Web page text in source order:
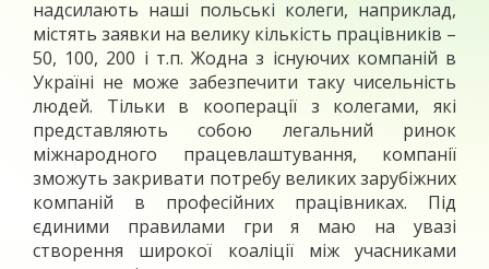
надсилають наші польські колеги, наприклад,
містять заявки на велику кількість працівників –
50, 100, 200 і т.п. Жодна з існуючих компаній в
Україні не може забезпечити таку чисельність
людей. Тільки в кооперації з колегами, які
представляють собою легальний ринок
міжнародного працевлаштування, компанії
зможуть закривати потребу великих зарубіжних
компаній в професійних працівниках. Під
єдиними правилами гри я маю на увазі
створення широкої коаліції між учасниками